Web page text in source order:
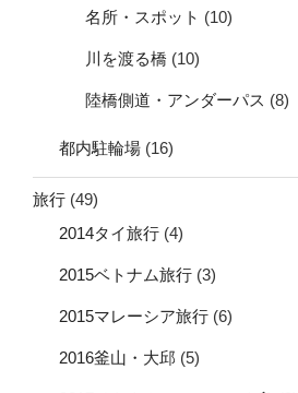
名所・スポット (10)
川を渡る橋 (10)
陸橋側道・アンダーパス (8)
都内駐輪場 (16)
旅行 (49)
2014タイ旅行 (4)
2015ベトナム旅行 (3)
2015マレーシア旅行 (6)
2016釜山・大邱 (5)